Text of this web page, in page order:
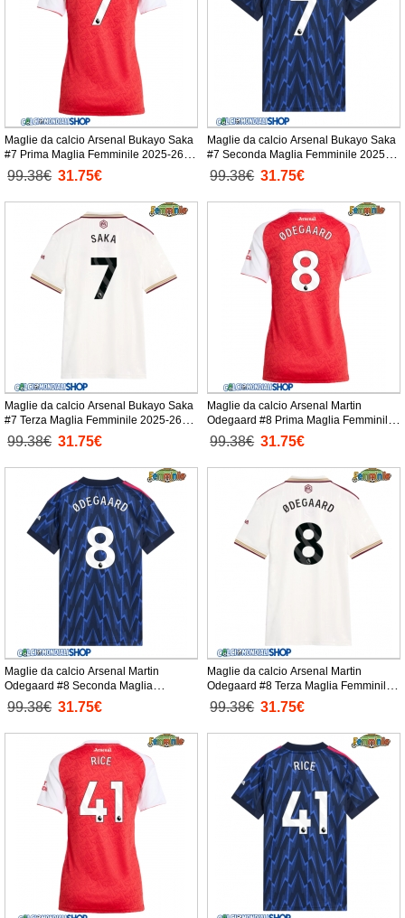
Maglie da calcio Arsenal Bukayo Saka
#7 Prima Maglia Femminile 2025-26
Manica Corta
99.38€ 31.75€
Maglie da calcio Arsenal Bukayo Saka
#7 Seconda Maglia Femminile 2025-
26 Manica Corta
99.38€ 31.75€
Maglie da calcio Arsenal Bukayo Saka
#7 Terza Maglia Femminile 2025-26
Manica Corta
99.38€ 31.75€
Maglie da calcio Arsenal Martin
Odegaard #8 Prima Maglia Femminile
2025-26 Manica Corta
99.38€ 31.75€
Maglie da calcio Arsenal Martin
Odegaard #8 Seconda Maglia
Femminile 2025-26 Manica Corta
99.38€ 31.75€
Maglie da calcio Arsenal Martin
Odegaard #8 Terza Maglia Femminile
2025-26 Manica Corta
99.38€ 31.75€